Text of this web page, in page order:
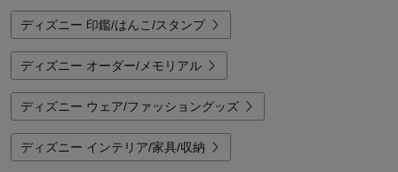
ディズニー 印鑑/はんこ/スタンプ
ディズニー オーダー/メモリアル
ディズニー ウェア/ファッショングッズ
ディズニー インテリア/家具/収納